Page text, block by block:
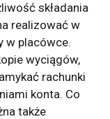
składania
realizować w
w placówce.
wyciągów,
rachunki
konta. Co
także